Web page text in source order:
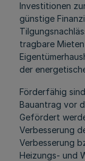
Investitionen
günstige
tragbare
der
Förderfähig
Bauantrag vor
Gefördert
Verbesserung
Verbesserung
Heizungs- und